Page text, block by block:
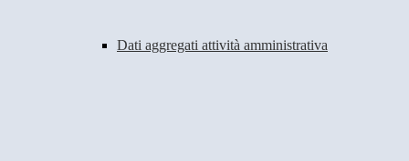
Dati aggregati attività amministrativa